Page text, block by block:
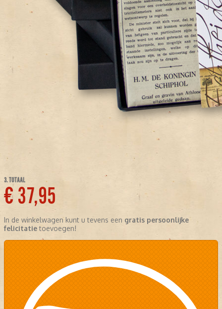
3. TOTAAL
€ 37,95
In de winkelwagen kunt u tevens een gratis persoonlijke
felicitatietoevoegen!